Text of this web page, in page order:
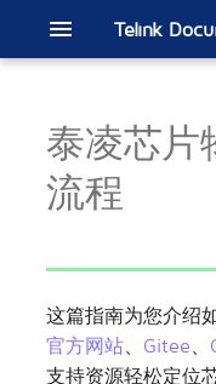
Telink
芯片选型
获取软件开发工具包
Telink IoT Studio
泰凌VS Code扩展应用
驱动SDK
蓝牙音频
B80 BLE单连接SDK电
报告
开发板
智能家居
无线电竞
泰凌芯片
流程
这篇指南为您介绍
官方网站
Gitee
支持资源轻松定位